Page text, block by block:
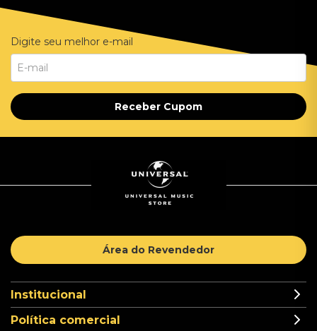
Digite seu melhor e-mail
Receber Cupom
Área do Revendedor
Institucional
Política comercial